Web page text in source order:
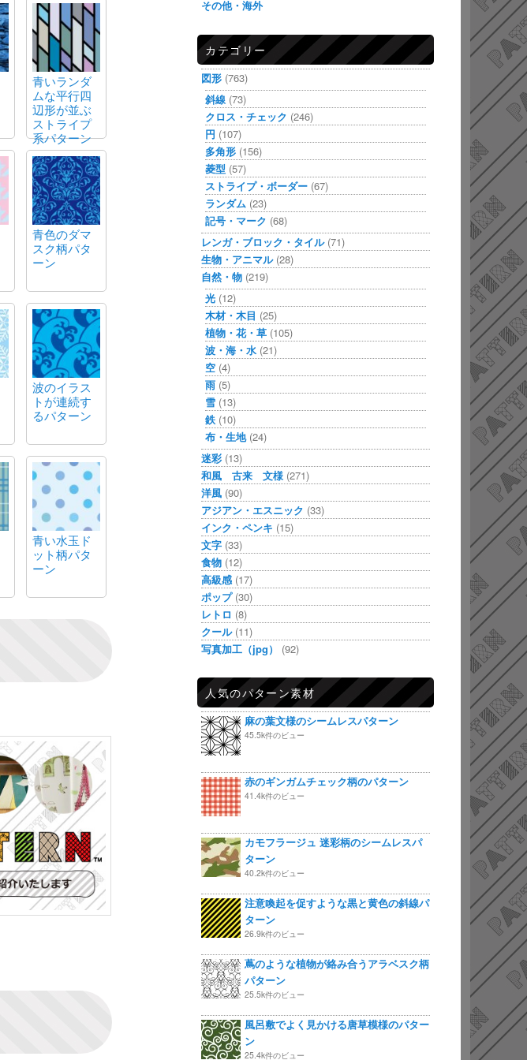
青いランダ
ムな平行四
辺形が並ぶ
ストライプ
系パターン
青色のダマ
スク柄パタ
ーン
波のイラス
トが連続す
るパターン
青い水玉ド
ット柄パタ
ーン
その他・海外
カテゴリー
図形 (763)
斜線 (73)
クロス・チェック (246)
円 (107)
多角形 (156)
菱型 (57)
ストライプ・ボーダー (67)
ランダム (23)
記号・マーク (68)
レンガ・ブロック・タイル(71)
生物・アニマル(28)
自然・物 (219)
光 (12)
木材・木目 (25)
植物・花・草 (105)
波・海・水 (21)
空 (4)
雨 (5)
雪 (13)
鉄 (10)
布・生地(24)
迷彩 (13)
和風 古来 文様 (271)
洋風 (90)
アジアン・エスニック (33)
インク・ペンキ (15)
文字 (33)
食物 (12)
高級感 (17)
ポップ(30)
レトロ (8)
クール(11)
写真加工（jpg）
(92)
人気のパターン素材
麻の葉文様のシームレスパターン
45.5k件のビュー
赤のギンガムチェック柄のパターン
41.4k件のビュー
カモフラージュ 迷彩柄のシームレスパ
ターン
40.2k件のビュー
注意喚起を促すような黒と黄色の斜線パ
ターン
26.9k件のビュー
蔦のような植物が絡み合うアラベスク柄
パターン
25.5k件のビュー
風呂敷でよく見かける唐草模様のパター
ン
25.4k件のビュー